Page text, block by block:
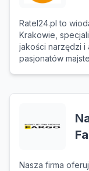
Ratel24.pl to
Krakowie,
jakości narzędzi
pasjonatów
Nasza firma